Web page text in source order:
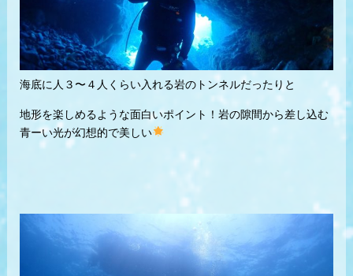
海底に人３〜４人くらい入れる岩のトンネルだったりと
地形を楽しめるような面白いポイント！岩の隙間から差し込む
青ーい光が幻想的で美しい